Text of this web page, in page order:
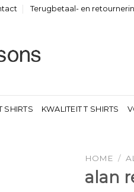
Terugbetaal- en
SHIRTS KWALITEIT T SHIRTS
HOME /
alan